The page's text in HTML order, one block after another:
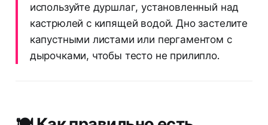
используйте дуршлаг, установленный над
кастрюлей с кипящей водой. Дно застелите
капустными листами или пергаментом с
дырочками, чтобы тесто не прилипло.